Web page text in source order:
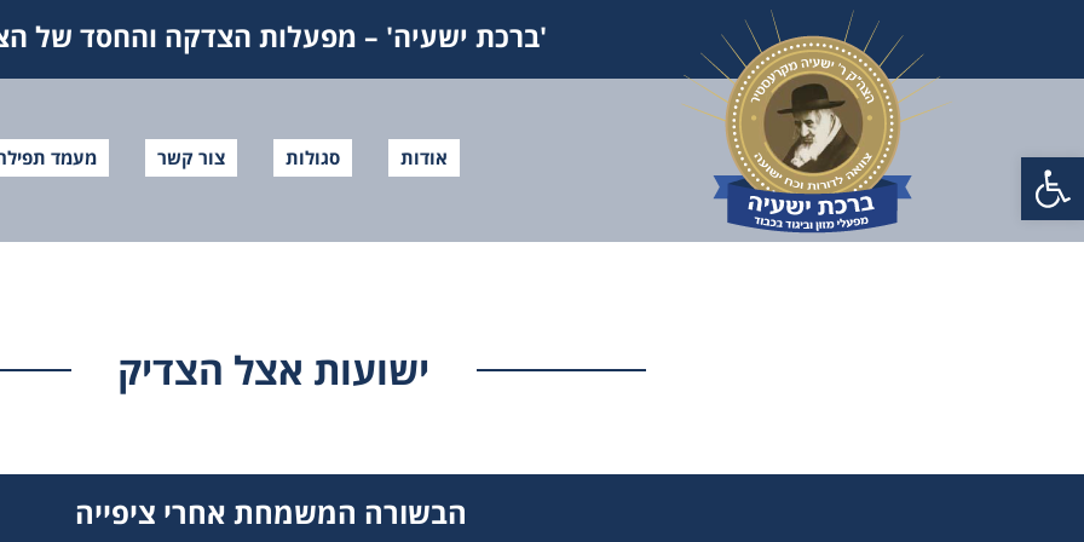
פתח סרגל נגישות
'ברכת ישעיה' – מפעלות הצדקה והחסד של
אודות סגולות צור קשר מעמד
ישועות אצל הצדיק
הבשורה המשמחת אחרי ציפייה